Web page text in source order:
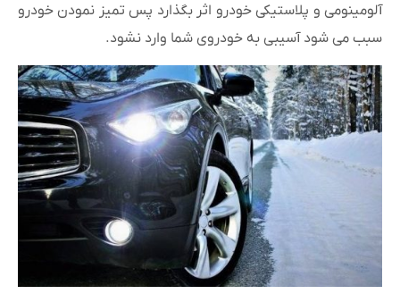
آلومینومی و پلاستیکی خودرو اثر بگذارد پس تمیز نمودن خودرو
سبب می شود آسیبی به خودروی شما وارد نشود.